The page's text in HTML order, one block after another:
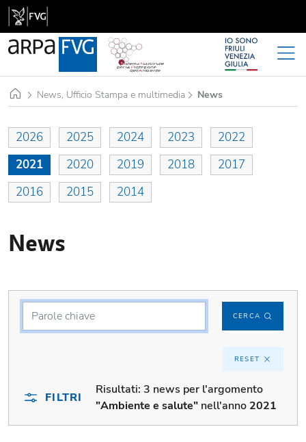
HomeNews, Ufficio Stampa e multimedia News
2026 2025 2024 2023
2022
2021
2020 2019 2018
2017
2016
2015 2014
News
CERCA
RESET
FILTRI
Risultati: 3 news per l'argomento
"Ambiente e salute" nell'anno 2021